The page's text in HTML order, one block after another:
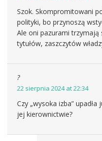
Szok. Skompromitowani
polityki, bo przynoszą
Ale oni pazurami trzymają
tytułów, zaszczytów
?
22 sierpnia 2024 at 22:34
Czy „wysoka izba”
jej kierownictwie?